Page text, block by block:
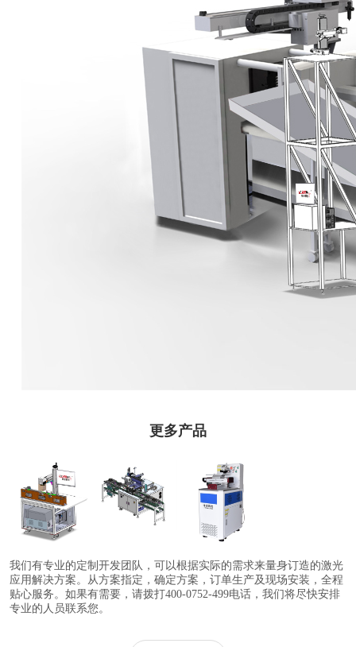
更多产品
半自动圆柱电池
激光剥皮机
激光焊接机 激光剥线机
我们有专业的定制开发团队，可以根据实际的需求来量身订造的激光
应用解决方案。从方案指定，确定方案，订单生产及现场安装，全程
贴心服务。如果有需要，请拨打400-0752-499电话，我们将尽快安排
专业的人员联系您。